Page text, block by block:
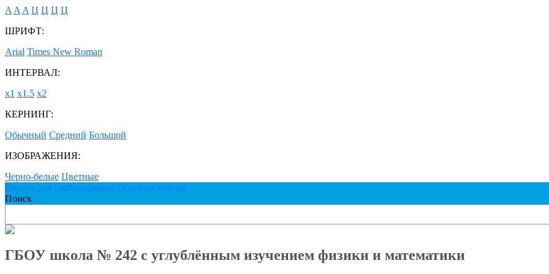
A A A Ц Ц Ц Ц
ШРИФТ:
Arial Times New Roman
ИНТЕРВАЛ:
х1 х1.5 х2
КЕРНИНГ:
Обычный Средний Большой
ИЗОБРАЖЕНИЯ:
Черно-белые Цветные
Версия для слабовидящих Обычная версия
Поиск
ГБОУ школа № 242 с углублённым изучением физики и математики